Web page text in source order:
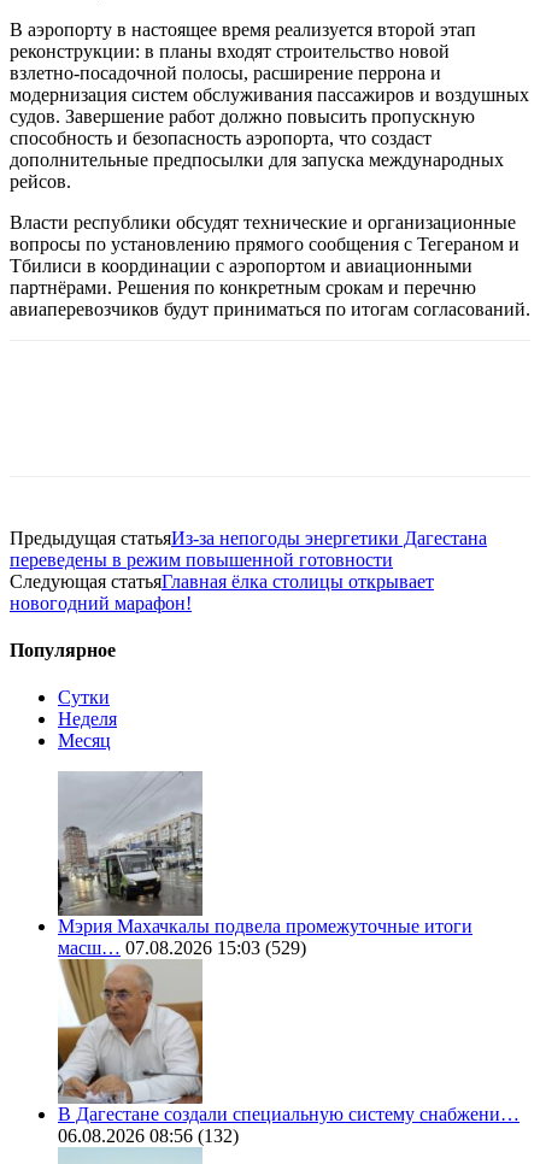
В аэропорту в настоящее время реализуется второй этап
реконструкции: в планы входят строительство новой
взлетно‑посадочной полосы, расширение перрона и
модернизация систем обслуживания пассажиров и воздушных
судов. Завершение работ должно повысить пропускную
способность и безопасность аэропорта, что создаст
дополнительные предпосылки для запуска международных
рейсов.
Власти республики обсудят технические и организационные
вопросы по установлению прямого сообщения с Тегераном и
Тбилиси в координации с аэропортом и авиационными
партнёрами. Решения по конкретным срокам и перечню
авиаперевозчиков будут приниматься по итогам согласований.
Предыдущая статьяИз-за непогоды энергетики Дагестана
переведены в режим повышенной готовности
Следующая статьяГлавная ёлка столицы открывает
новогодний марафон!
Популярное
Сутки
Неделя
Месяц
Мэрия Махачкалы подвела промежуточные итоги
масш… 07.08.2026 15:03 (529)
В Дагестане создали специальную систему снабжени…
06.08.2026 08:56 (132)